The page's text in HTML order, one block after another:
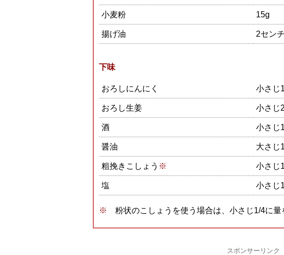
小麦粉 15g
揚げ油 2センチ
下味
おろしにんにく 小さじ1
おろし生姜 小さじ
酒 小さじ1
醤油 大さじ
粗挽きこしょう ※ 小さじ
塩 小さじ
粉状のこしょうを使う場合は、小さじ1/4に量
スポンサーリンク